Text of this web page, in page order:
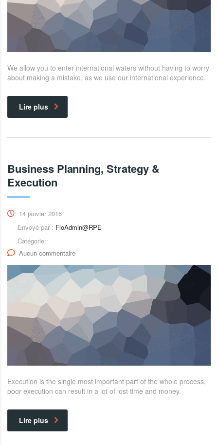
We allow you to enter international waters without having to worry
about making a mistake, as we use our international experience.
Lire plus
Business Planning, Strategy &
Execution
14 janvier 2016
Envoyé par : FloAdmin@RPE
Catégorie:
Aucun commentaire
Execution is the single most important part of the whole process,
poor execution can result in a lot of lost time and money.
Lire plus